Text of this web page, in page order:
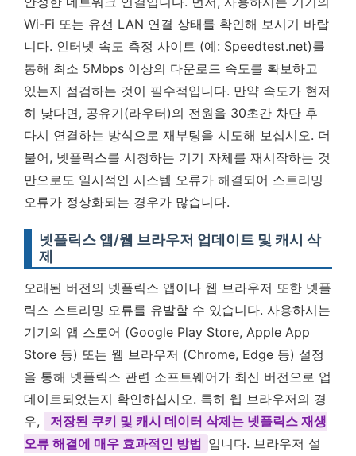
Wi-Fi 또는 유선 LAN 연결 상태를 확인해 보시기 바랍
니다. 인터넷 속도 측정 사이트 (예: Speedtest.net)를
통해 최소 5Mbps 이상의 다운로드 속도를 확보하고
있는지 점검하는 것이 필수적입니다. 만약 속도가 현저
히 낮다면, 공유기(라우터)의 전원을 30초간 차단 후
다시 연결하는 방식으로 재부팅을 시도해 보십시오. 더
불어, 넷플릭스를 시청하는 기기 자체를 재시작하는 것
만으로도 일시적인 시스템 오류가 해결되어 스트리밍
오류가 정상화되는 경우가 많습니다.
넷플릭스 앱/웹 브라우저 업데이트 및 캐시 삭
제
오래된 버전의 넷플릭스 앱이나 웹 브라우저 또한 넷플
릭스 스트리밍 오류를 유발할 수 있습니다. 사용하시는
기기의 앱 스토어 (Google Play Store, Apple App
Store 등) 또는 웹 브라우저 (Chrome, Edge 등) 설정
을 통해 넷플릭스 관련 소프트웨어가 최신 버전으로 업
데이트되었는지 확인하십시오. 특히 웹 브라우저의 경
우,
저장된 쿠키 및 캐시 데이터 삭제는 넷플릭스 재생
오류 해결에 매우 효과적인 방법 입니다. 브라우저 설